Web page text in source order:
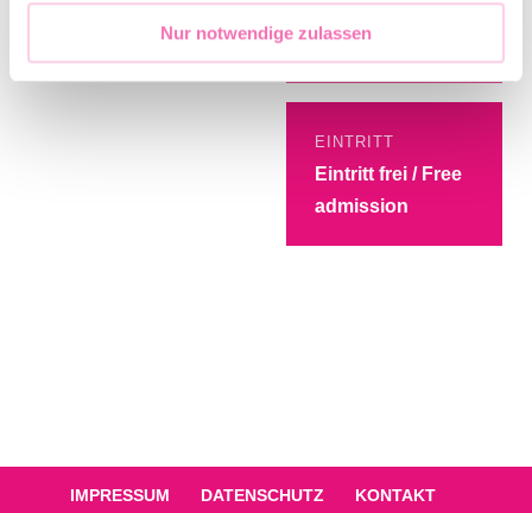
Nur notwendige zulassen
Martin Vahemäe-
Zierold
EINTRITT
Eintritt frei / Free
admission
IMPRESSUM DATENSCHUTZ KONTAKT